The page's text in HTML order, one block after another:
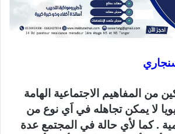
من المفاهيم الاجتماعية الهامة
لا يمكن تجاهله في اَي نوع من
. كما لأي حالة في المجتمع عدة